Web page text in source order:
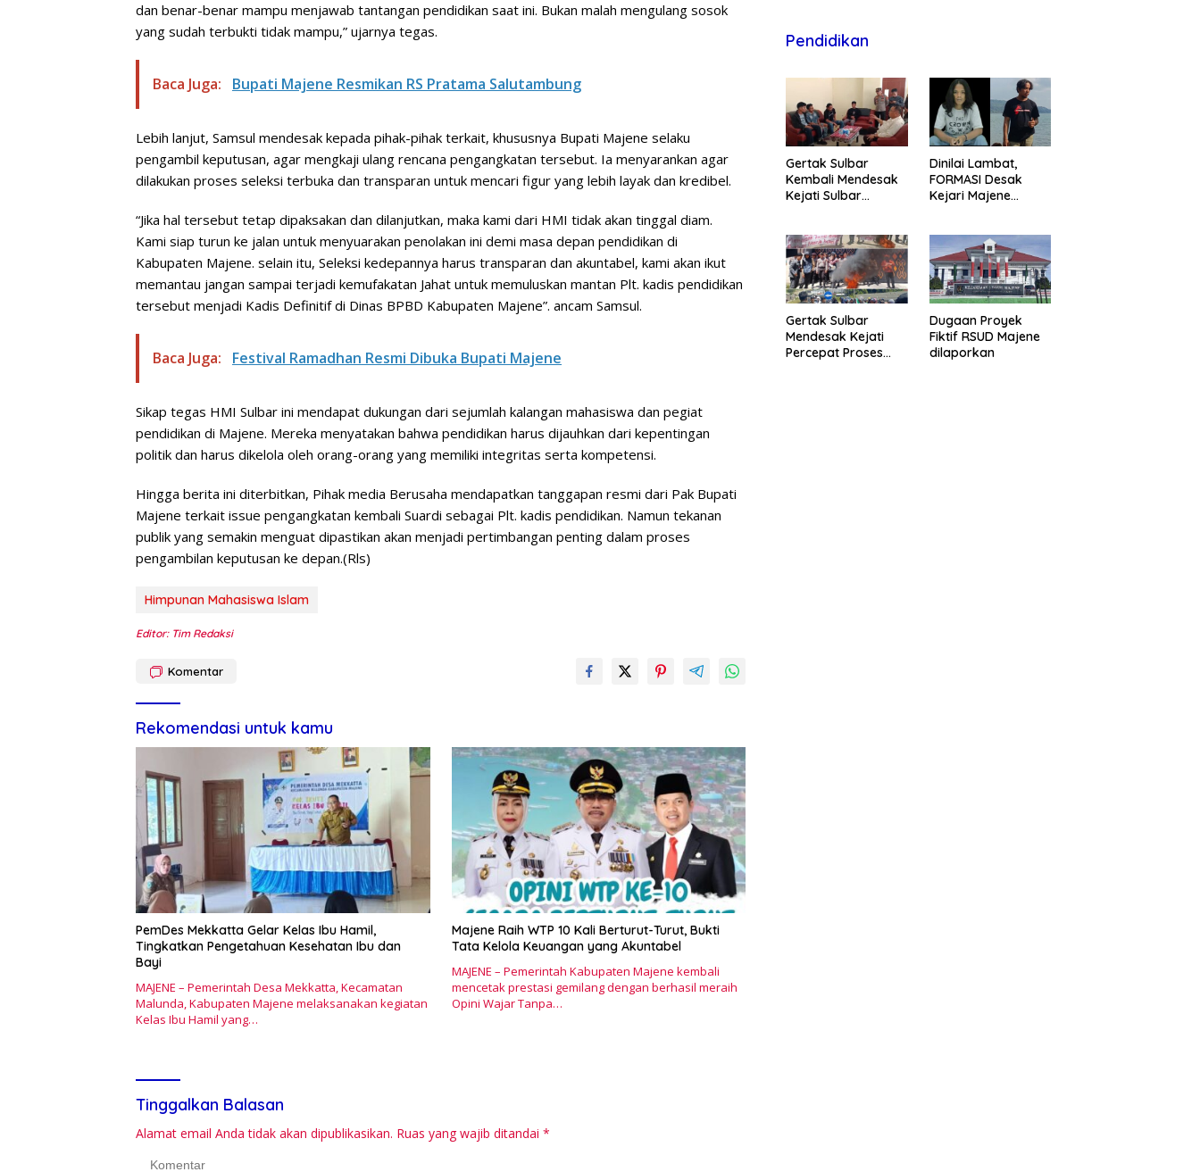
dan benar-benar mampu menjawab tantangan pendidikan saat ini. Bukan malah mengulang sosok
yang sudah terbukti tidak mampu,” ujarnya tegas.
Baca Juga: Bupati Majene Resmikan RS Pratama Salutambung
Lebih lanjut, Samsul mendesak kepada pihak-pihak terkait, khususnya Bupati Majene selaku
pengambil keputusan, agar mengkaji ulang rencana pengangkatan tersebut. Ia menyarankan agar
dilakukan proses seleksi terbuka dan transparan untuk mencari figur yang lebih layak dan kredibel.
“Jika hal tersebut tetap dipaksakan dan dilanjutkan, maka kami dari HMI tidak akan tinggal diam.
Kami siap turun ke jalan untuk menyuarakan penolakan ini demi masa depan pendidikan di
Kabupaten Majene. selain itu, Seleksi kedepannya harus transparan dan akuntabel, kami akan ikut
memantau jangan sampai terjadi kemufakatan Jahat untuk memuluskan mantan Plt. kadis pendidikan
tersebut menjadi Kadis Definitif di Dinas BPBD Kabupaten Majene”. ancam Samsul.
Baca Juga: Festival Ramadhan Resmi Dibuka Bupati Majene
Sikap tegas HMI Sulbar ini mendapat dukungan dari sejumlah kalangan mahasiswa dan pegiat
pendidikan di Majene. Mereka menyatakan bahwa pendidikan harus dijauhkan dari kepentingan
politik dan harus dikelola oleh orang-orang yang memiliki integritas serta kompetensi.
Hingga berita ini diterbitkan, Pihak media Berusaha mendapatkan tanggapan resmi dari Pak Bupati
Majene terkait issue pengangkatan kembali Suardi sebagai Plt. kadis pendidikan. Namun tekanan
publik yang semakin menguat dipastikan akan menjadi pertimbangan penting dalam proses
pengambilan keputusan ke depan.(Rls)
Himpunan Mahasiswa Islam
Editor: Tim Redaksi
Komentar
Rekomendasi untuk kamu
PemDes Mekkatta Gelar Kelas Ibu Hamil,
Tingkatkan Pengetahuan Kesehatan Ibu dan
Bayi
MAJENE – Pemerintah Desa Mekkatta, Kecamatan
Malunda, Kabupaten Majene melaksanakan kegiatan
Kelas Ibu Hamil yang…
Majene Raih WTP 10 Kali Berturut-Turut, Bukti
Tata Kelola Keuangan yang Akuntabel
MAJENE – Pemerintah Kabupaten Majene kembali
mencetak prestasi gemilang dengan berhasil meraih
Opini Wajar Tanpa…
Tinggalkan Balasan
Alamat email Anda tidak akan dipublikasikan. Ruas yang wajib ditandai *
Pendidikan
Gertak Sulbar
Kembali Mendesak
Kejati Sulbar
Majene
Dinilai Lambat,
FORMASI Desak
Kejari Majene
Fiktif RSUD Majene
Gertak Sulbar
Mendesak Kejati
Percepat Proses
Dugaan Proyek
Fiktif RSUD Majene
dilaporkan